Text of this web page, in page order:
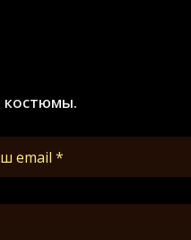
костюмы.